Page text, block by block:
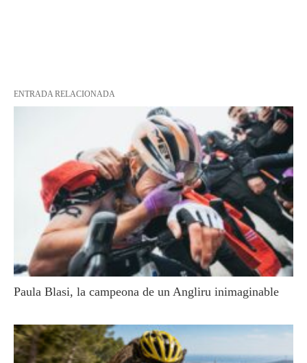
ENTRADA RELACIONADA
Paula Blasi, la campeona de un Angliru inimaginable